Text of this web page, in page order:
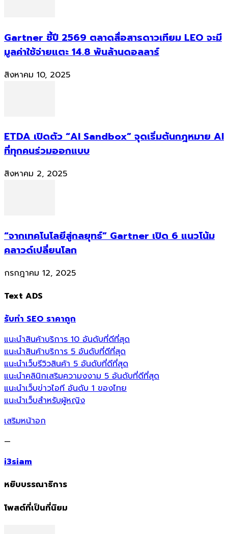
Gartner ชี้ปี 2569 ตลาดสื่อสารดาวเทียม LEO จะมี
มูลค่าใช้จ่ายแตะ 14.8 พันล้านดอลลาร์
สิงหาคม 10, 2025
ETDA เปิดตัว “AI Sandbox” จุดเริ่มต้นกฎหมาย AI
ที่ทุกคนร่วมออกแบบ
สิงหาคม 2, 2025
“จากเทคโนโลยีสู่กลยุทธ์” Gartner เปิด 6 แนวโน้ม
คลาวด์เปลี่ยนโลก
กรกฎาคม 12, 2025
Text ADS
รับทำ SEO ราคาถูก
แนะนำสินค้าบริการ 10 อันดับที่ดีที่สุด
แนะนำสินค้าบริการ 5 อันดับที่ดีที่สุด
แนะนำเว็บรีวิวสินค้า 5 อันดับที่ดีที่สุด
แนะนำคลินิกเสริมความงงาม 5 อันดับที่ดีที่สุด
แนะนำเว็บข่าวไอที อันดับ 1 ของไทย
แนะนำเว็บสำหรับผู้หญิง
เสริมหน้าอก
—
i3siam
หยิบบรรณาธิการ
โพสต์ที่เป็นที่นิยม